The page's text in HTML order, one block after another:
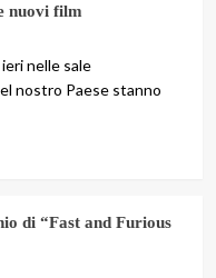
nuovi film
nelle sale
nostro Paese stanno
di “Fast and Furious